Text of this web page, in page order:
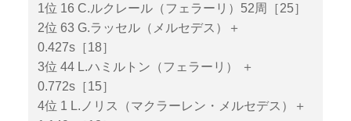
1位 16 C.ルクレール（フェラーリ）52周［25］
2位 63 G.ラッセル（メルセデス）＋
0.427s［18］
3位 44 L.ハミルトン（フェラーリ） ＋
0.772s［15］
4位 1 L.ノリス（マクラーレン・メルセデス）＋